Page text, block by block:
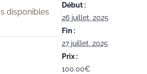
Début :
26 juillet, 2025
Fin :
27 juillet, 2025
Prix :
100.00€
disponibles